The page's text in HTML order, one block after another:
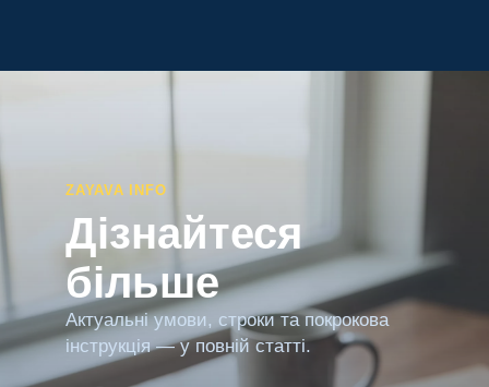
ZAYAVA INFO
Дізнайтеся
більше
Актуальні умови, строки та покрокова
інструкція — у повній статті.